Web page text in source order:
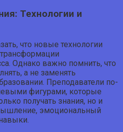
Технологии и
что новые технологии
Однако важно помнить, что
а не заменять
Преподаватели по-
фигурами, которые
получать знания, но и
эмоциональный